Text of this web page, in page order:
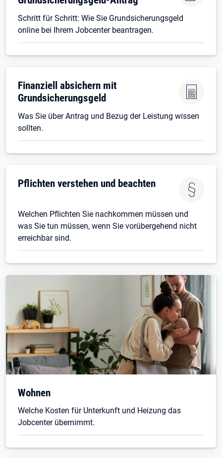
Schritt für Schritt: Wie Sie Grundsicherungsgeld
online bei Ihrem Jobcenter beantragen.
Finanziell absichern mit
Grundsicherungsgeld
Was Sie über Antrag und Bezug der Leistung wissen
sollten.
Pflichten verstehen und beachten
Welchen Pflichten Sie nachkommen müssen und
was Sie tun müssen, wenn Sie vorübergehend nicht
erreichbar sind.
Wohnen
Welche Kosten für Unterkunft und Heizung das
Jobcenter übernimmt.